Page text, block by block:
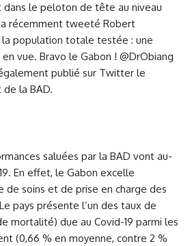
le peloton de tête au niveau
récemment tweeté Robert
la population totale testée : une
vue. Bravo le Gabon ! @DrObiang
publié sur Twitter le
la BAD.
saluées par la BAD vont au-
En effet, le Gabon excelle
de soins et de prise en charge des
pays présente l’un des taux de
mortalité) due au Covid-19 parmi les
(0,66 % en moyenne, contre 2 %